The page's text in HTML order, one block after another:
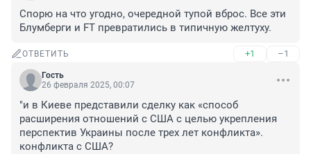
Спорю на что угодно, очередной тупой вброс. Все эти
Блумберги и FT превратились в типичную желтуху.
ОТВЕТИТЬ +1 –1
Гость
26 февраля 2025, 00:07
"и в Киеве представили сделку как «способ
расширения отношений с США с целью укрепления
перспектив Украины после трех лет конфликта».
конфликта с США?